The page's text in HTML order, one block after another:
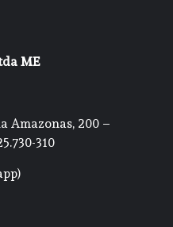
ME
Amazonas, 200 –
310